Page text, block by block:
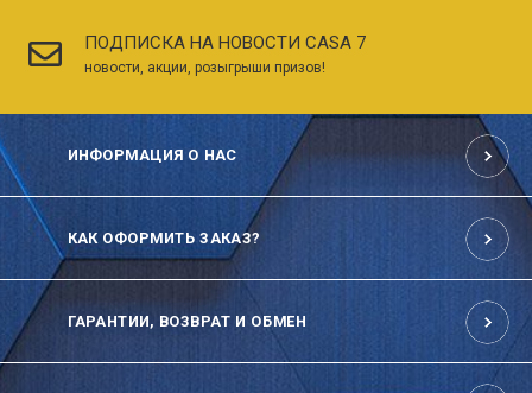
ПОДПИСКА НА НОВОСТИ CASA 7
новости, акции, розыгрыши призов!
ИНФОРМАЦИЯ О НАС
КАК ОФОРМИТЬ ЗАКАЗ?
ГАРАНТИИ, ВОЗВРАТ И ОБМЕН